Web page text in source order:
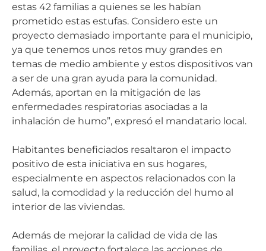
estas 42 familias a quienes se les habían
prometido estas estufas. Considero este un
proyecto demasiado importante para el municipio,
ya que tenemos unos retos muy grandes en
temas de medio ambiente y estos dispositivos van
a ser de una gran ayuda para la comunidad.
Además, aportan en la mitigación de las
enfermedades respiratorias asociadas a la
inhalación de humo”, expresó el mandatario local.
Habitantes beneficiados resaltaron el impacto
positivo de esta iniciativa en sus hogares,
especialmente en aspectos relacionados con la
salud, la comodidad y la reducción del humo al
interior de las viviendas.
Además de mejorar la calidad de vida de las